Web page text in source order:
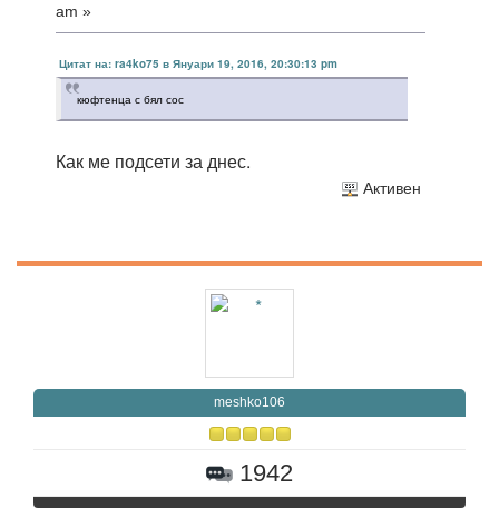
am »
Цитат на: ra4ko75 в Януари 19, 2016, 20:30:13 pm
кюфтенца с бял сос
Как ме подсети за днес.
Активен
meshko106
1942